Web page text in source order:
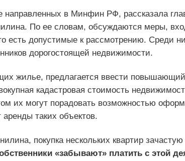
направленных в Минфин РФ, рассказала
По ее словам, обсуждаются меры,
есть допустимые к рассмотрению. Среди
дорогостоящей недвижимости.
жилье, предлагается ввести
кадастровая стоимость
их могут порадовать возможностью
таких объектов.
покупка нескольких квартир
«забывают» платить с этой